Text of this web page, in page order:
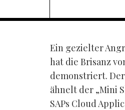
Ein gezielter
hat die Brisanz
demonstriert.
ähnelt der „Mini
SAPs Cloud